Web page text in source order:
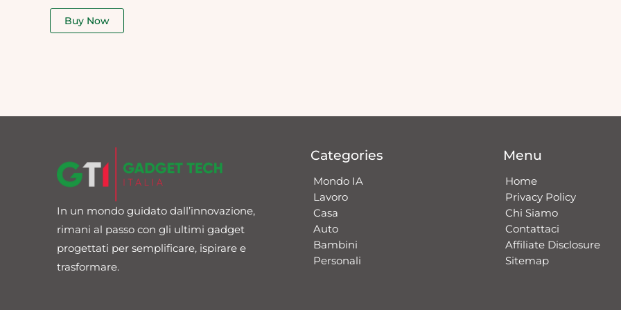
out
Buy Now
In un mondo guidato dall’innovazione,
rimani al passo con gli ultimi gadget
progettati per semplificare, ispirare e
trasformare.
Categories
Mondo IA
Lavoro
Casa
Auto
Bambini
Personali
Menu
Home
Privacy Policy
Chi Siamo
Contattaci​
Affiliate Disclosure
Sitemap